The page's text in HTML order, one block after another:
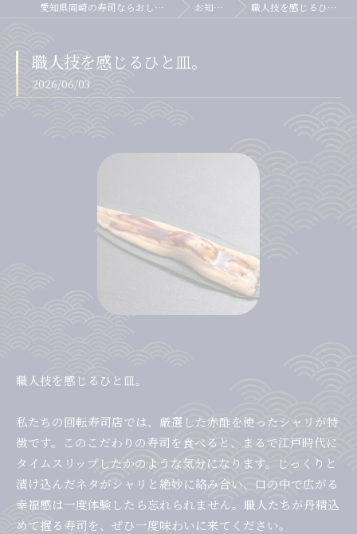
愛知県岡崎の寿司ならおしどり寿司 お知らせ 職人技を感じるひと皿。
職人技を感じるひと皿。
2026/06/03
職人技を感じるひと皿。
私たちの回転寿司店では、厳選した赤酢を使ったシャリが特
徴です。このこだわりの寿司を食べると、まるで江戸時代に
タイムスリップしたかのような気分になります。じっくりと
漬け込んだネタがシャリと絶妙に絡み合い、口の中で広がる
幸福感は一度体験したら忘れられません。職人たちが丹精込
めて握る寿司を、ぜひ一度味わいに来てください。